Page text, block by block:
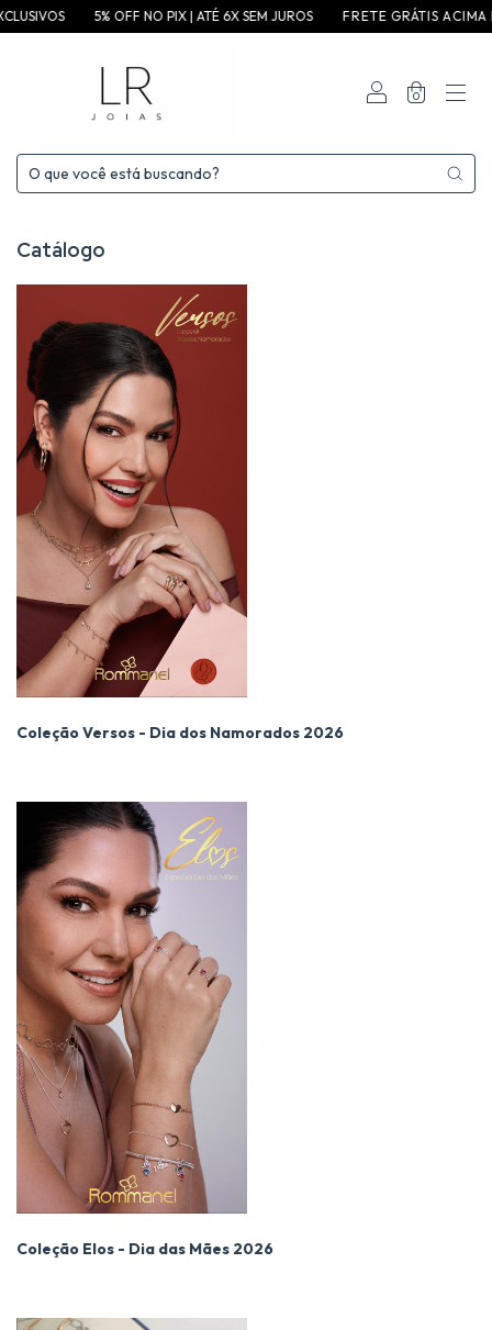
5% OFF NO PIX | ATÉ 6X SEM JUROS F R E T E G R ÁT I S A C I M A D E 3 5 0 ,0
0
Catálogo
Coleção Versos - Dia dos Namorados 2026
Coleção Elos - Dia das Mães 2026